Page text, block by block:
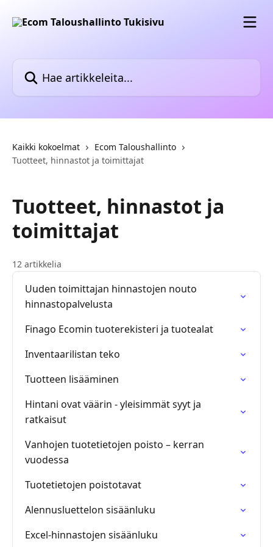
Kaikki kokoelmat
Ecom Taloushallinto
Tuotteet, hinnastot ja toimittajat
Tuotteet, hinnastot ja
toimittajat
12 artikkelia
Uuden toimittajan hinnastojen nouto
hinnastopalvelusta
Finago Ecomin tuoterekisteri ja tuotealat
Inventaarilistan teko
Tuotteen lisääminen
Hintani ovat väärin - yleisimmät syyt ja
ratkaisut
Vanhojen tuotetietojen poisto – kerran
vuodessa
Tuotetietojen poistotavat
Alennusluettelon sisäänluku
Excel-hinnastojen sisäänluku